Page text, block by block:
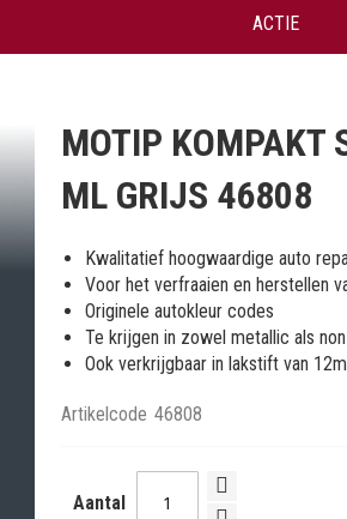
ACTIE
MOTIP KOMPAKT
ML GRIJS 46808
Kwalitatief hoogwaardige auto
Voor het verfraaien en herstellen
Originele autokleur codes
Te krijgen in zowel metallic als
Ook verkrijgbaar in lakstift van
Artikelcode 46808
Aantal